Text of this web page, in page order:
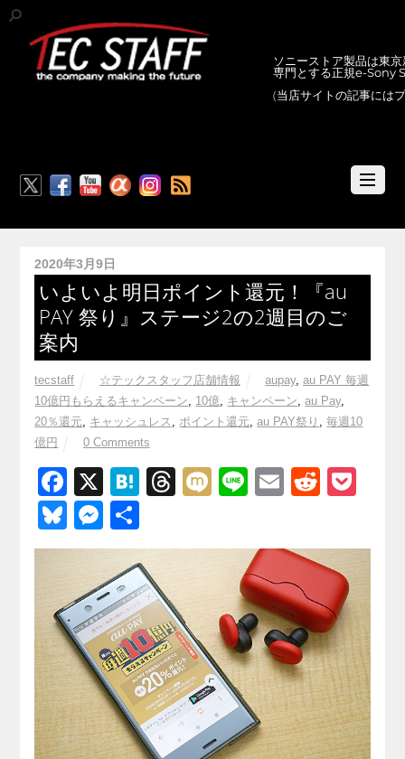
ソニーストア製品は東
専門とする正規e-Sony
(当店サイトの記事には
2020年3月9日
いよいよ明日ポイント還元！『au
PAY 祭り』ステージ2の2週目のご
案内
tecstaff ☆テックスタッフ店舗情報 aupay,au PAY 毎週
10億円もらえるキャンペーン, 10億, キャンペーン,au Pay,
20％還元, キャッシュレス ,ポイント還元,au PAY祭り ,毎週10
億円
0 Comments
F
a
c
b
o
o
k
X
H
e
n
a
T
e
d
s
M
Li
e
E
ail
R
d
di
t
ck
et
Bl
u
sk
y
M
e
ss
e
n
g
er
有